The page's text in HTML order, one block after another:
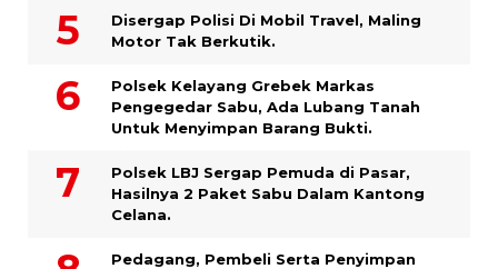
Disergap Polisi Di Mobil Travel, Maling
Motor Tak Berkutik.
Polsek Kelayang Grebek Markas
Pengegedar Sabu, Ada Lubang Tanah
Untuk Menyimpan Barang Bukti.
Polsek LBJ Sergap Pemuda di Pasar,
Hasilnya 2 Paket Sabu Dalam Kantong
Celana.
Pedagang, Pembeli Serta Penyimpan